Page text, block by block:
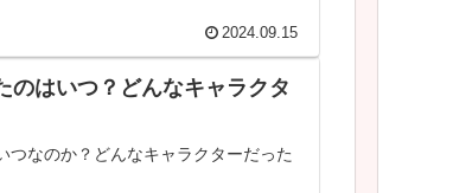
2024.09.15
のはいつ？どんなキャラクタ
つなのか？どんなキャラクターだった